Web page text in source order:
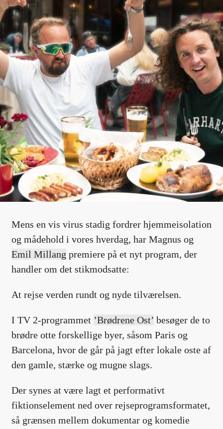
Mens en vis virus stadig fordrer hjemmeisolation
og mådehold i vores hverdag, har Magnus og
Emil Millang premiere på et nyt program, der
handler om det stikmodsatte:
At rejse verden rundt og nyde tilværelsen.
I TV 2-programmet ’Brødrene Ost’ besøger de to
brødre otte forskellige byer, såsom Paris og
Barcelona, hvor de går på jagt efter lokale oste af
den gamle, stærke og mugne slags.
Der synes at være lagt et performativt
fiktionselement ned over rejseprogramsformatet,
så grænsen mellem dokumentar og komedie